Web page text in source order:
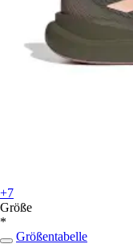
+7
Größe
*
Größentabelle